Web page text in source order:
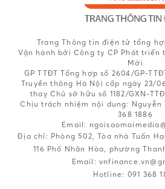
Trang Thông tin điện tử tổng
Vận hành bởi Công ty CP Phát triển
Mới
GP TTĐT Tổng hợp số 2604/GP-
Truyền thông Hà Nội cấp ngày 23/
thay Chủ sở hữu số 1182/GXN-
Chịu trách nhiệm nội dung: Nguyễn
368 1886
Email:
Địa chỉ: Phòng 502, Tòa nhà Tuấn
116 Phố Nhân Hòa, phường
Email:
Hotline: 091 368